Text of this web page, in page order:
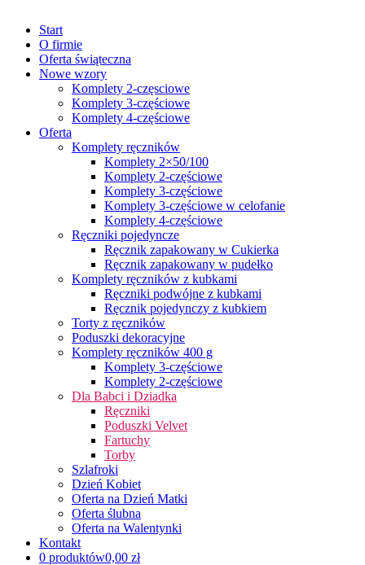
Start
O firmie
Oferta świąteczna
Nowe wzory
Komplety 2-częsciowe
Komplety 3-częściowe
Komplety 4-częściowe
Oferta
Komplety ręczników
Komplety 2×50/100
Komplety 2-częściowe
Komplety 3-częściowe
Komplety 3-częściowe w celofanie
Komplety 4-częściowe
Ręczniki pojedyncze
Ręcznik zapakowany w Cukierka
Ręcznik zapakowany w pudełko
Komplety ręczników z kubkami
Ręczniki podwójne z kubkami
Ręcznik pojedynczy z kubkiem
Torty z ręczników
Poduszki dekoracyjne
Komplety ręczników 400 g
Komplety 3-częściowe
Komplety 2-częściowe
Dla Babci i Dziadka
Ręczniki
Poduszki Velvet
Fartuchy
Torby
Szlafroki
Dzień Kobiet
Oferta na Dzień Matki
Oferta ślubna
Oferta na Walentynki
Kontakt
0 produktów0,00 zł